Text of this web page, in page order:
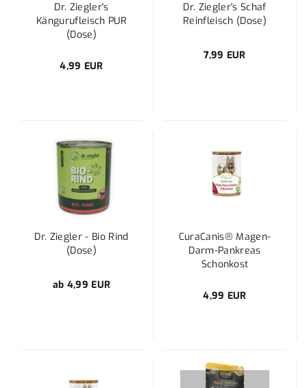
Dr. Ziegler's
Kängurufleisch PUR
(Dose)
4,99 EUR
Dr. Ziegler's Schaf
Reinfleisch (Dose)
7,99 EUR
Dr. Ziegler - Bio Rind
(Dose)
ab 4,99 EUR
CuraCanis® Magen-
Darm-Pankreas
Schonkost
4,99 EUR